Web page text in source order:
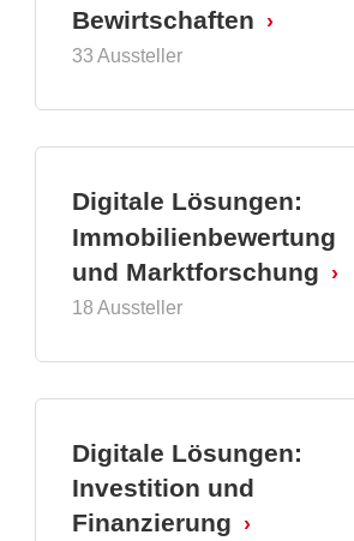
Bewirtschaften
33 Aussteller
Digitale Lösungen:
Immobilienbewertung
und Marktforschung
18 Aussteller
Digitale Lösungen:
Investition und
Finanzierung